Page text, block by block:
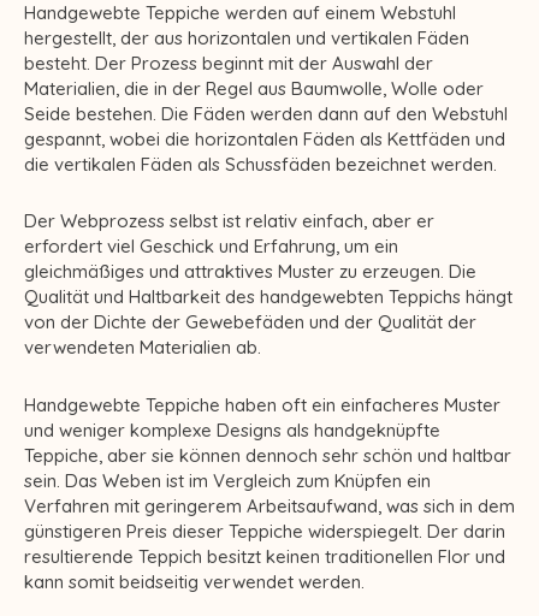
Handgewebte Teppiche werden auf einem Webstuhl
hergestellt, der aus horizontalen und vertikalen Fäden
besteht. Der Prozess beginnt mit der Auswahl der
Materialien, die in der Regel aus Baumwolle, Wolle oder
Seide bestehen. Die Fäden werden dann auf den Webstuhl
gespannt, wobei die horizontalen Fäden als Kettfäden und
die vertikalen Fäden als Schussfäden bezeichnet werden.
Der Webprozess selbst ist relativ einfach, aber er
erfordert viel Geschick und Erfahrung, um ein
gleichmäßiges und attraktives Muster zu erzeugen. Die
Qualität und Haltbarkeit des handgewebten Teppichs hängt
von der Dichte der Gewebefäden und der Qualität der
verwendeten Materialien ab.
Handgewebte Teppiche haben oft ein einfacheres Muster
und weniger komplexe Designs als handgeknüpfte
Teppiche, aber sie können dennoch sehr schön und haltbar
sein. Das Weben ist im Vergleich zum Knüpfen ein
Verfahren mit geringerem Arbeitsaufwand, was sich in dem
günstigeren Preis dieser Teppiche widerspiegelt. Der darin
resultierende Teppich besitzt keinen traditionellen Flor und
kann somit beidseitig verwendet werden.